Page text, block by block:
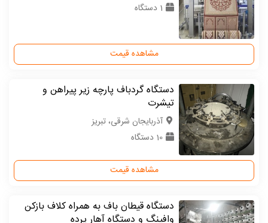
1 دستگاه
مشاهده قیمت
دستگاه گردباف پارچه زیر پیراهن و
تیشرت
آذربایجان شرقی، تبریز
10 دستگاه
مشاهده قیمت
دستگاه قیطان باف به همراه کلاف بازکن
وافینگ و دستگاه آهار پرده